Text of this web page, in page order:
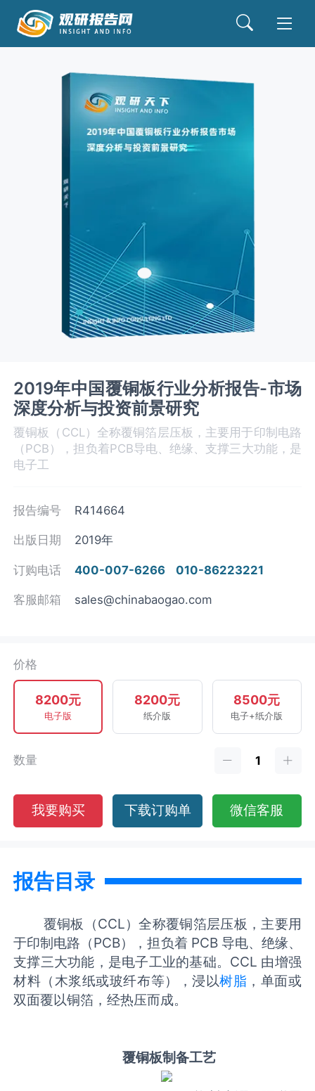
2019年中国覆铜板行业分析报告-市场
深度分析与投资前景研究
覆铜板（CCL）全称覆铜箔层压板，主要用于印制电路
（PCB），担负着PCB导电、绝缘、支撑三大功能，是
电子工
报告编号 R414664
出版日期 2019年
订购电话 400-007-6266 010-86223221
客服邮箱 sales@chinabaogao.com
价格
8200元
电子版
8200元
纸介版
8500元
电子+纸介版
数量
我要购买 下载订购单 微信客服
报告目录
覆铜板（CCL）全称覆铜箔层压板，主要用
于印制电路（PCB），担负着 PCB 导电、绝缘、
支撑三大功能，是电子工业的基础。CCL 由增强
材料（木浆纸或玻纤布等），浸以树脂 ，单面或
双面覆以铜箔，经热压而成。
覆铜板制备工艺